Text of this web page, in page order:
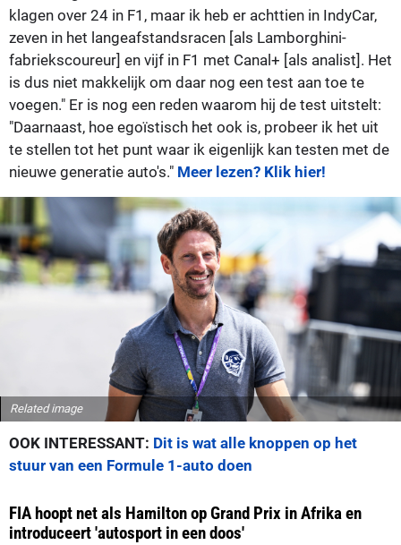
klagen over 24 in F1, maar ik heb er achttien in IndyCar,
zeven in het langeafstandsracen [als Lamborghini-
fabriekscoureur] en vijf in F1 met Canal+ [als analist]. Het
is dus niet makkelijk om daar nog een test aan toe te
voegen." Er is nog een reden waarom hij de test uitstelt:
"Daarnaast, hoe egoïstisch het ook is, probeer ik het uit
te stellen tot het punt waar ik eigenlijk kan testen met de
nieuwe generatie auto's." Meer lezen? Klik hier!
Related image
OOK INTERESSANT: Dit is wat alle knoppen op het
stuur van een Formule 1-auto doen
FIA hoopt net als Hamilton op Grand Prix in Afrika en
introduceert 'autosport in een doos'